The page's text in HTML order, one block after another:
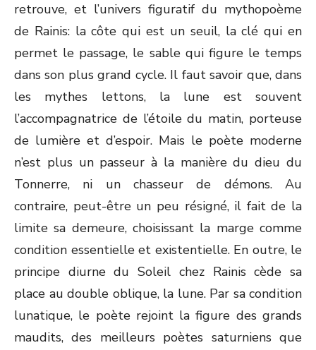
retrouve, et l’univers figuratif du mythopoème
de Rainis: la côte qui est un seuil, la clé qui en
permet le passage, le sable qui figure le temps
dans son plus grand cycle. Il faut savoir que, dans
les mythes lettons, la lune est souvent
l’accompagnatrice de l’étoile du matin, porteuse
de lumière et d’espoir. Mais le poète moderne
n’est plus un passeur à la manière du dieu du
Tonnerre, ni un chasseur de démons. Au
contraire, peut-être un peu résigné, il fait de la
limite sa demeure, choisissant la marge comme
condition essentielle et existentielle. En outre, le
principe diurne du Soleil chez Rainis cède sa
place au double oblique, la lune. Par sa condition
lunatique, le poète rejoint la figure des grands
maudits, des meilleurs poètes saturniens que